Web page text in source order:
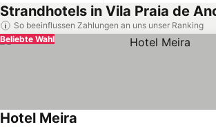
Strandhotels in Vila Praia de
So beeinflussen Zahlungen an uns unser Ranking
Beliebte Wahl
Hotel Meira